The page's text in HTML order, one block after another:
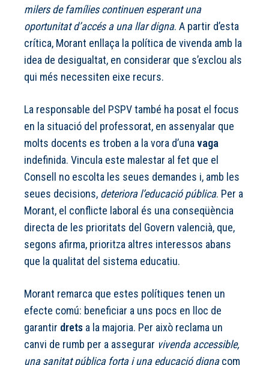
milers de famílies continuen esperant una
oportunitat d’accés a una llar digna. A partir d’esta
crítica, Morant enllaça la política de vivenda amb la
idea de desigualtat, en considerar que s’exclou als
qui més necessiten eixe recurs.
La responsable del PSPV també ha posat el focus
en la situació del professorat, en assenyalar que
molts docents es troben a la vora d’una vaga
indefinida. Vincula este malestar al fet que el
Consell no escolta les seues demandes i, amb les
seues decisions, deteriora l’educació pública. Per a
Morant, el conflicte laboral és una conseqüència
directa de les prioritats del Govern valencià, que,
segons afirma, prioritza altres interessos abans
que la qualitat del sistema educatiu.
Morant remarca que estes polítiques tenen un
efecte comú: beneficiar a uns pocs en lloc de
garantir drets a la majoria. Per això reclama un
canvi de rumb per a assegurar vivenda accessible,
una sanitat pública forta i una educació dignacom